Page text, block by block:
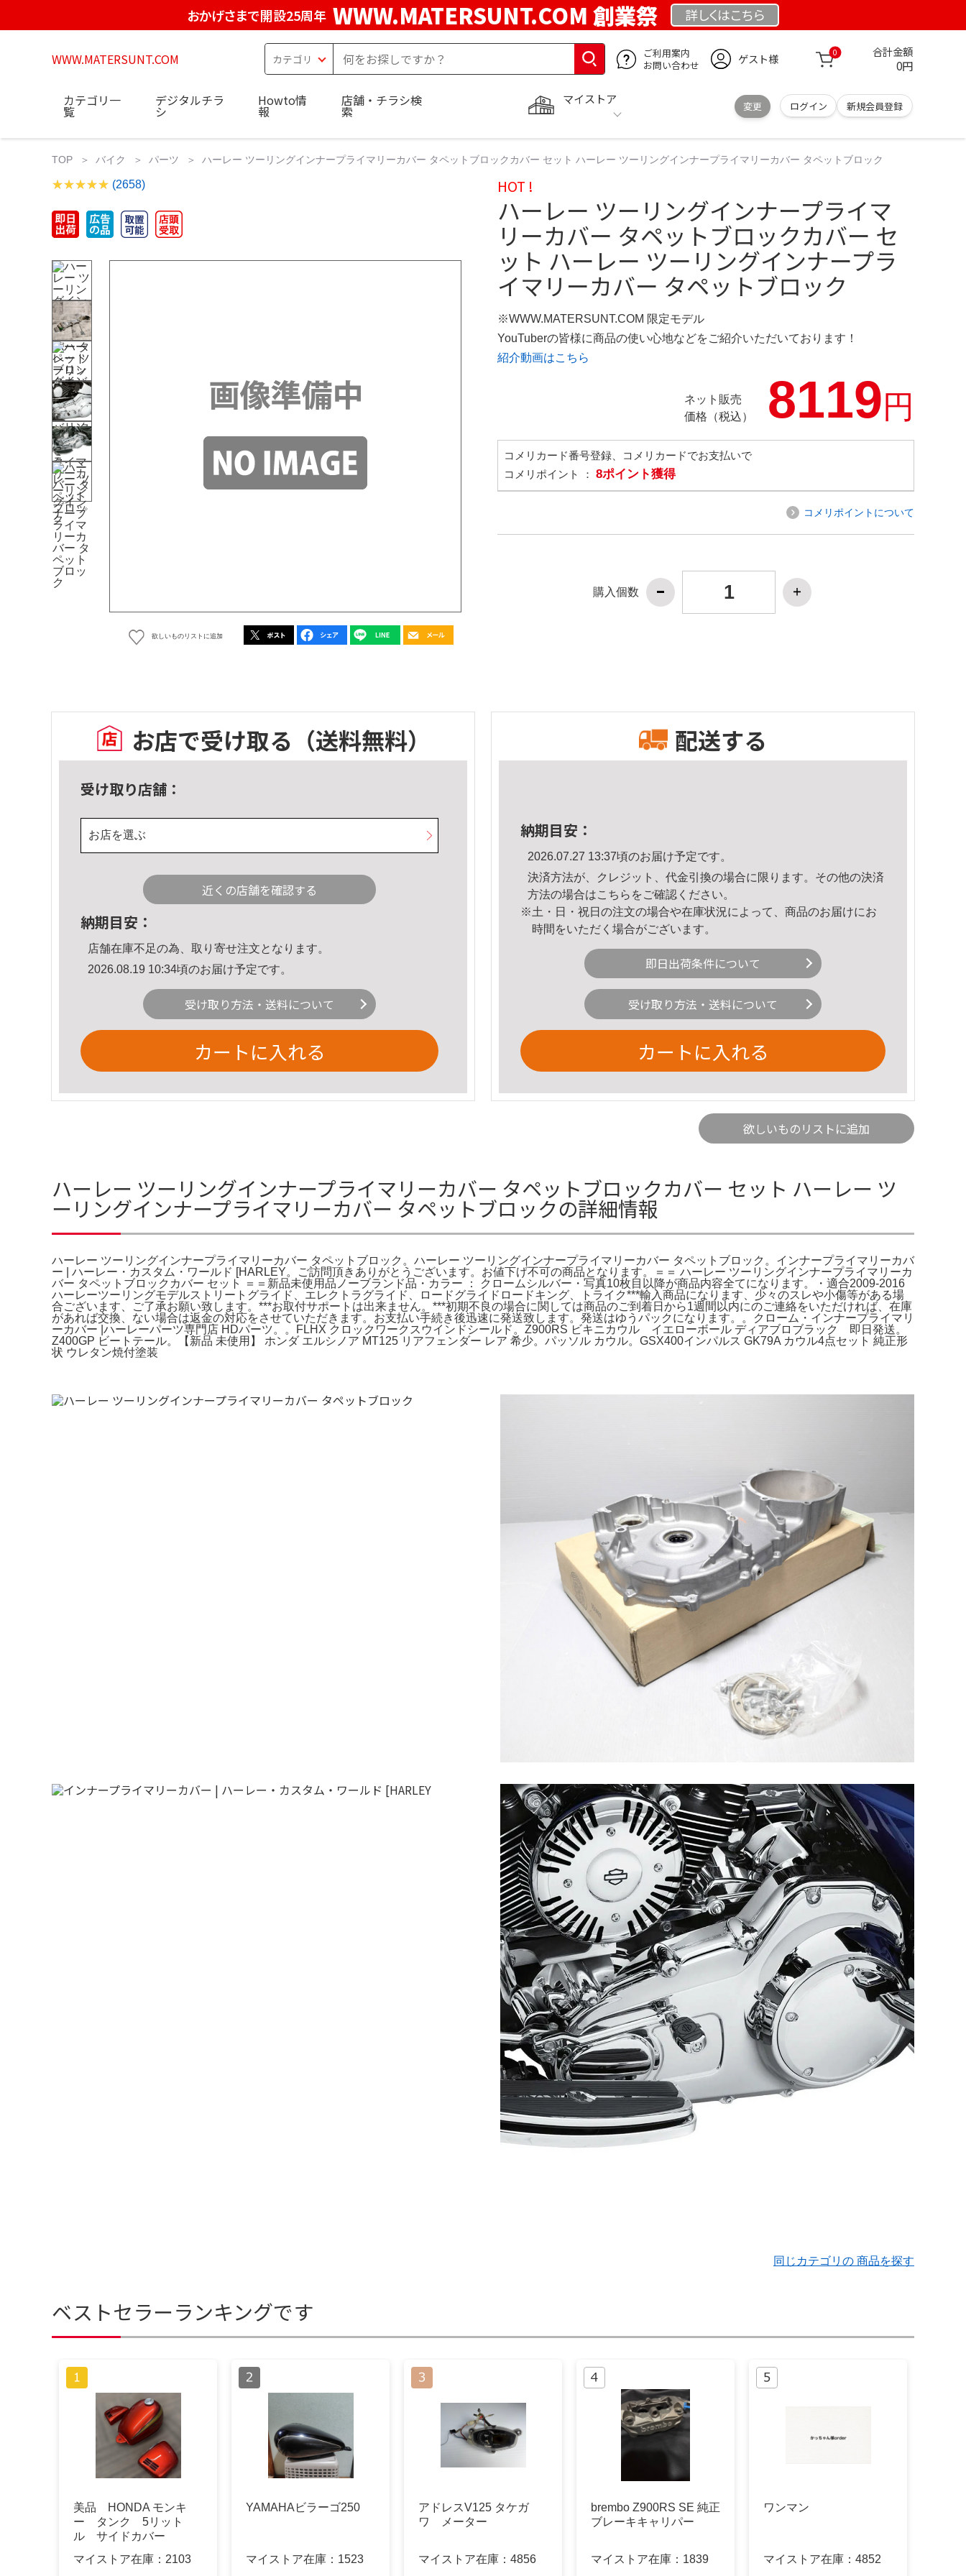
おかげさまで開設25周年 WWW.MATERSUNT.COM 創業祭 詳しくはこちら
WWW.MATERSUNT.COM
ご利用案内
お問い合わせ
ゲスト様 0 合計金額
0円
マイストア
変更 ログイン 新規会員登録
カテゴリ一
覧
デジタルチラ
シ
Howto情
報
店舗・チラシ検
索
TOP バイク パーツ ハーレー ツーリングインナープライマリーカバー タペットブロックカバー セット ハーレー ツーリングインナープライマリーカバー タペットブロック
(2658)
欲しいものリストに追加
HOT !
ハーレー ツーリングインナープライマ
リーカバー タペットブロックカバー セ
ット ハーレー ツーリングインナープラ
イマリーカバー タペットブロック
※WWW.MATERSUNT.COM 限定モデル
YouTuberの皆様に商品の使い心地などをご紹介いただいております！
紹介動画はこちら
ネット販売
価格（税込）
8119円
コメリカード番号登録、コメリカードでお支払いで
コメリポイント ： 8ポイント獲得
コメリポイントについて
購入個数
お店で受け取る （送料無料）
受け取り店舗：
お店を選ぶ
近くの店舗を確認する
納期目安：
店舗在庫不足の為、取り寄せ注文となります。
2026.08.19 10:34頃のお届け予定です。
受け取り方法・送料について
カートに入れる
配送する
納期目安：
2026.07.27 13:37頃のお届け予定です。
決済方法が、クレジット、代金引換の場合に限ります。その他の決済
方法の場合はこちら をご確認ください。
※土・日・祝日の注文の場合や在庫状況によって、商品のお届けにお
時間をいただく場合がございます。
即日出荷条件について
受け取り方法・送料について
カートに入れる
欲しいものリストに追加
ハーレー ツーリングインナープライマリーカバー タペットブロックカバー セット ハーレー ツ
ーリングインナープライマリーカバー タペットブロックの詳細情報
ハーレー ツーリングインナープライマリーカバー タペットブロック。ハーレー ツーリングインナープライマリーカバー タペットブロック。インナープライマリーカバ
ー | ハーレー・カスタム・ワールド [HARLEY。ご訪問頂きありがとうございます。お値下げ不可の商品となります。＝＝ ハーレー ツーリングインナープライマリーカ
バー タペットブロックカバー セット ＝＝新品未使用品ノーブランド品・カラー ： クロームシルバー・写真10枚目以降が商品内容全てになります。・適合2009-2016
ハーレーツーリングモデルストリートグライド、エレクトラグライド、ロードグライドロードキング、トライク***輸入商品になります、少々のスレや小傷等がある場
合ございます、ご了承お願い致します。***お取付サポートは出来ません。***初期不良の場合に関しては商品のご到着日から1週間以内にのご連絡をいただければ、在庫
があれば交換、ない場合は返金の対応をさせていただきます。お支払い手続き後迅速に発送致します。発送はゆうパックになります。。クローム・インナープライマリ
ーカバー |ハーレーパーツ専門店 HDパーツ。。FLHX クロックワークスウインドシールド。Z900RS ビキニカウル イエローボール ディアブロブラック 即日発送。
Z400GP ビートテール。【新品 未使用】 ホンダ エルシノア MT125 リアフェンダー レア 希少。パッソル カウル。GSX400インパルス GK79A カウル4点セット 純正形
状 ウレタン焼付塗装
同じカテゴリの 商品を探す
ベストセラーランキングです
美品 HONDA モンキ
ー タンク 5リット
ル サイドカバー
マイストア在庫： 2103
YAMAHAビラーゴ250
マイストア在庫： 1523
アドレスV125 タケガ
ワ メーター
マイストア在庫： 4856
brembo Z900RS SE 純正
ブレーキキャリパー
マイストア在庫： 1839
ワンマン
マイストア在庫： 4852